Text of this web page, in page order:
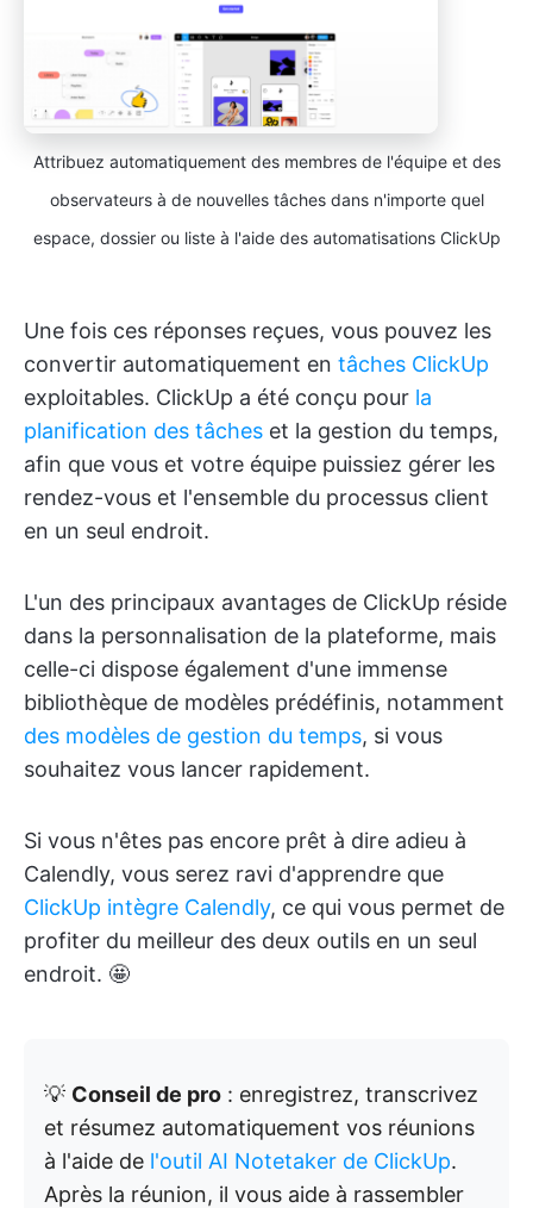
Attribuez automatiquement des membres de l'équipe et des
observateurs à de nouvelles tâches dans n'importe quel
espace, dossier ou liste à l'aide des automatisations ClickUp
Une fois ces réponses reçues, vous pouvez les
convertir automatiquement en tâches ClickUp
exploitables. ClickUp a été conçu pour la
planification des tâches et la gestion du temps,
afin que vous et votre équipe puissiez gérer les
rendez-vous et l'ensemble du processus client
en un seul endroit.
L'un des principaux avantages de ClickUp réside
dans la personnalisation de la plateforme, mais
celle-ci dispose également d'une immense
bibliothèque de modèles prédéfinis, notamment
des modèles de gestion du temps, si vous
souhaitez vous lancer rapidement.
Si vous n'êtes pas encore prêt à dire adieu à
Calendly, vous serez ravi d'apprendre que
ClickUp intègre Calendly, ce qui vous permet de
profiter du meilleur des deux outils en un seul
endroit. 🤩
💡 Conseil de pro : enregistrez, transcrivez
et résumez automatiquement vos réunions
à l'aide de l'outil AI Notetaker de ClickUp.
Après la réunion, il vous aide à rassembler